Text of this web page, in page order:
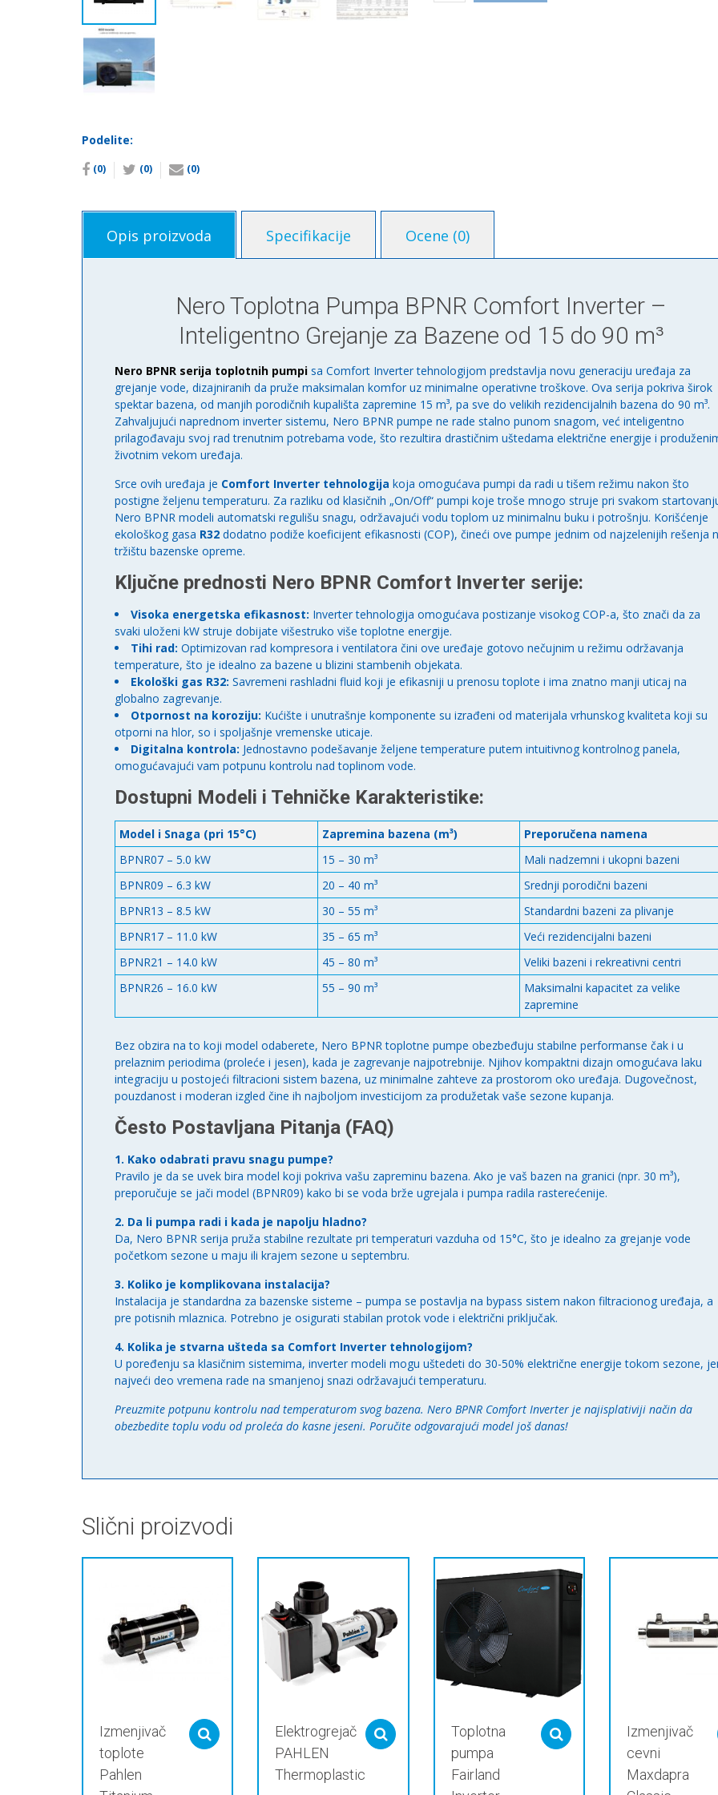
Podelite:
(0) (0) (0)
Opis proizvoda Specifikacije Ocene (0)
Nero Toplotna Pumpa BPNR Comfort Inverter –
Inteligentno Grejanje za Bazene od 15 do 90 m³
Nero BPNR serija toplotnih pumpi sa Comfort Inverter tehnologijom predstavlja novu generaciju uređaja za
grejanje vode, dizajniranih da pruže maksimalan komfor uz minimalne operativne troškove. Ova serija pokriva širok
spektar bazena, od manjih porodičnih kupališta zapremine 15 m³, pa sve do velikih rezidencijalnih bazena do 90 m³.
Zahvaljujući naprednom inverter sistemu, Nero BPNR pumpe ne rade stalno punom snagom, već inteligentno
prilagođavaju svoj rad trenutnim potrebama vode, što rezultira drastičnim uštedama električne energije i
životnim vekom uređaja.
Srce ovih uređaja je Comfort Inverter tehnologija koja omogućava pumpi da radi u tišem režimu nakon što
postigne željenu temperaturu. Za razliku od klasičnih „On/Off“ pumpi koje troše mnogo struje pri svakom
Nero BPNR modeli automatski regulišu snagu, održavajući vodu toplom uz minimalnu buku i potrošnju. Korišćenje
ekološkog gasa R32 dodatno podiže koeficijent efikasnosti (COP), čineći ove pumpe jednim od najzelenijih rešenja
tržištu bazenske opreme.
Ključne prednosti Nero BPNR Comfort Inverter serije:
Visoka energetska efikasnost: Inverter tehnologija omogućava postizanje visokog COP-a, što znači da za
svaki uloženi kW struje dobijate višestruko više toplotne energije.
Tihi rad: Optimizovan rad kompresora i ventilatora čini ove uređaje gotovo nečujnim u režimu održavanja
temperature, što je idealno za bazene u blizini stambenih objekata.
Ekološki gas R32: Savremeni rashladni fluid koji je efikasniji u prenosu toplote i ima znatno manji uticaj na
globalno zagrevanje.
Otpornost na koroziju: Kućište i unutrašnje komponente su izrađeni od materijala vrhunskog kvaliteta koji su
otporni na hlor, so i spoljašnje vremenske uticaje.
Digitalna kontrola: Jednostavno podešavanje željene temperature putem intuitivnog kontrolnog panela,
omogućavajući vam potpunu kontrolu nad toplinom vode.
Dostupni Modeli i Tehničke Karakteristike:
Model i Snaga (pri 15°C) Zapremina bazena (m³)
Preporučena namena
BPNR07 – 5.0 kW
15 – 30 m³
Mali nadzemni i ukopni bazeni
BPNR09 – 6.3 kW
20 – 40 m³
Srednji porodični bazeni
BPNR13 – 8.5 kW
30 – 55 m³
Standardni bazeni za plivanje
BPNR17 – 11.0 kW
35 – 65 m³
Veći rezidencijalni bazeni
BPNR21 – 14.0 kW
45 – 80 m³
Veliki bazeni i rekreativni centri
BPNR26 – 16.0 kW
55 – 90 m³
Maksimalni kapacitet za velike
zapremine
Bez obzira na to koji model odaberete, Nero BPNR toplotne pumpe obezbeđuju stabilne performanse čak i u
prelaznim periodima (proleće i jesen), kada je zagrevanje najpotrebnije. Njihov kompaktni dizajn omogućava laku
integraciju u postojeći filtracioni sistem bazena, uz minimalne zahteve za prostorom oko uređaja. Dugovečnost,
pouzdanost i moderan izgled čine ih najboljom investicijom za produžetak vaše sezone kupanja.
Često Postavljana Pitanja (FAQ)
1. Kako odabrati pravu snagu pumpe?
Pravilo je da se uvek bira model koji pokriva vašu zapreminu bazena. Ako je vaš bazen na granici (npr. 30 m³),
preporučuje se jači model (BPNR09) kako bi se voda brže ugrejala i pumpa radila rasterećenije.
2. Da li pumpa radi i kada je napolju hladno?
Da, Nero BPNR serija pruža stabilne rezultate pri temperaturi vazduha od 15°C, što je idealno za grejanje vode
početkom sezone u maju ili krajem sezone u septembru.
3. Koliko je komplikovana instalacija?
Instalacija je standardna za bazenske sisteme – pumpa se postavlja na bypass sistem nakon filtracionog uređaja, a
pre potisnih mlaznica. Potrebno je osigurati stabilan protok vode i električni priključak.
4. Kolika je stvarna ušteda sa Comfort Inverter tehnologijom?
U poređenju sa klasičnim sistemima, inverter modeli mogu uštedeti do 30-50% električne energije tokom sezone,
najveći deo vremena rade na smanjenoj snazi održavajući temperaturu.
Preuzmite potpunu kontrolu nad temperaturom svog bazena. Nero BPNR Comfort Inverter je najisplativiji način da
obezbedite toplu vodu od proleća do kasne jeseni. Poručite odgovarajući model još danas!
Slični proizvodi
Izmenjivač
toplote
Pahlen
Select options
Elektrogrejač
PAHLEN
Thermoplastic
Select options
Toplotna
pumpa
Fairland
Select options
Izmenjivač
cevni
Maxdapra